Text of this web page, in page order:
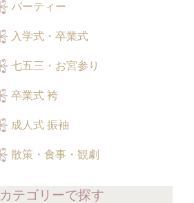
パーティー
入学式・卒業式
七五三・お宮参り
卒業式 袴
成人式 振袖
散策・食事・観劇
カテゴリーで探す